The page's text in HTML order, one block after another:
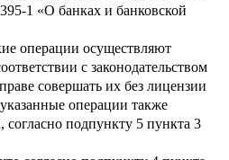
1 «О банках и банковской
операции осуществляют
с законодательством
совершать их без лицензии
операции также
согласно подпункту 5 пункта 3